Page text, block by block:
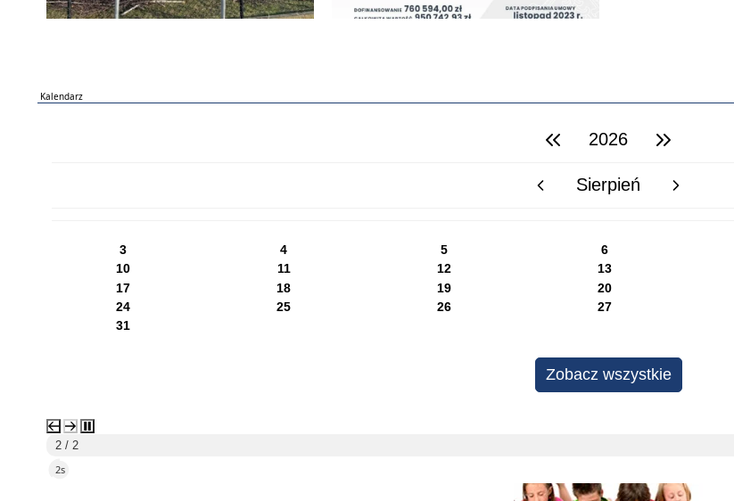
Kalendarz
poprzedni rok2026 następny rok
poprzedni miesiącSierpień następny miesiąc
3
4 5 6
10
11 12 13
17
18 19 20
24
25 26 27
31
Zobacz wszystkie
2 / 2
1s
Rekrutacja do szkół i przedszkoli 2025/2026